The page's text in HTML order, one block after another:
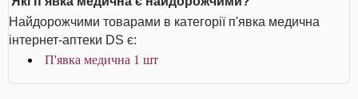
Найдорожчими товарами в категорії п'явка медична
інтернет-аптеки DS є:
П'явка медична 1 шт